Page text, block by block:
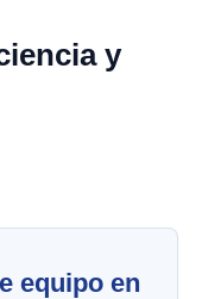
y
equipo en